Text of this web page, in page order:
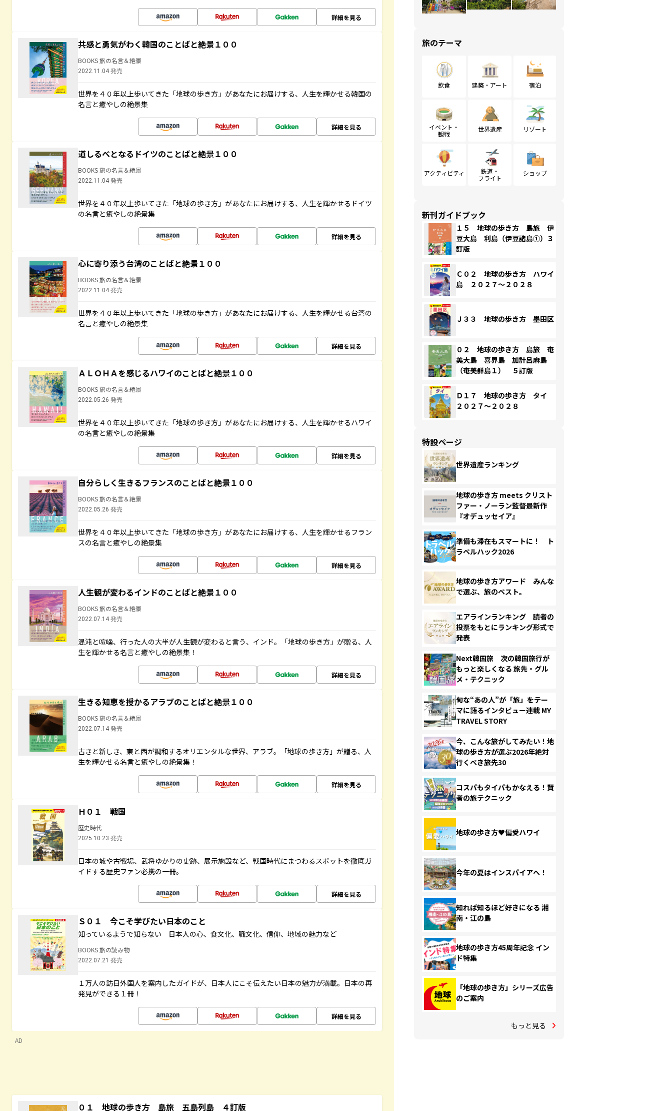
詳細を見る
共感と勇気がわく韓国のことばと絶景１００
BOOKS 旅の名言＆絶景
2022.11.04 発売
世界を４０年以上歩いてきた「地球の歩き方」があなたにお届けする、人生を輝かせる韓国の
名言と癒やしの絶景集
詳細を見る
道しるべとなるドイツのことばと絶景１００
BOOKS 旅の名言＆絶景
2022.11.04 発売
世界を４０年以上歩いてきた「地球の歩き方」があなたにお届けする、人生を輝かせるドイツ
の名言と癒やしの絶景集
詳細を見る
心に寄り添う台湾のことばと絶景１００
BOOKS 旅の名言＆絶景
2022.11.04 発売
世界を４０年以上歩いてきた「地球の歩き方」があなたにお届けする、人生を輝かせる台湾の
名言と癒やしの絶景集
詳細を見る
ＡＬＯＨＡを感じるハワイのことばと絶景１００
BOOKS 旅の名言＆絶景
2022.05.26 発売
世界を４０年以上歩いてきた「地球の歩き方」があなたにお届けする、人生を輝かせるハワイ
の名言と癒やしの絶景集
詳細を見る
自分らしく生きるフランスのことばと絶景１００
BOOKS 旅の名言＆絶景
2022.05.26 発売
世界を４０年以上歩いてきた「地球の歩き方」があなたにお届けする、人生を輝かせるフラン
スの名言と癒やしの絶景集
詳細を見る
人生観が変わるインドのことばと絶景１００
BOOKS 旅の名言＆絶景
2022.07.14 発売
混沌と喧噪、行った人の大半が人生観が変わると言う、インド。「地球の歩き方」が贈る、人
生を輝かせる名言と癒やしの絶景集！
詳細を見る
生きる知恵を授かるアラブのことばと絶景１００
BOOKS 旅の名言＆絶景
2022.07.14 発売
古きと新しき、東と西が調和するオリエンタルな世界、アラブ。「地球の歩き方」が贈る、人
生を輝かせる名言と癒やしの絶景集！
詳細を見る
Ｈ０１ 戦国
歴史時代
2025.10.23 発売
日本の城や古戦場、武将ゆかりの史跡、展示施設など、戦国時代にまつわるスポットを徹底ガ
イドする歴史ファン必携の一冊。
詳細を見る
Ｓ０１ 今こそ学びたい日本のこと
知っているようで知らない 日本人の心、食文化、職文化、信仰、地域の魅力など
BOOKS 旅の読み物
2022.07.21 発売
１万人の訪日外国人を案内したガイドが、日本人にこそ伝えたい日本の魅力が満載。日本の再
発見ができる１冊！
詳細を見る
AD
０１ 地球の歩き方 島旅 五島列島 ４訂版
旅のテーマ
飲食 建築・アート 宿泊
イベント・
観戦
世界遺産 リゾート
アクティビティ
鉄道・
フライト
ショップ
新刊ガイドブック
１５ 地球の歩き方 島旅 伊
豆大島 利島（伊豆諸島①）３
訂版
Ｃ０２ 地球の歩き方 ハワイ
島 ２０２７～２０２８
Ｊ３３ 地球の歩き方 墨田区
０２ 地球の歩き方 島旅 奄
美大島 喜界島 加計呂麻島
（奄美群島１） ５訂版
Ｄ１７ 地球の歩き方 タイ
２０２７～２０２８
特設ページ
世界遺産ランキング
地球の歩き方 meets クリスト
ファー・ノーラン監督最新作
『オデュッセイア』
準備も滞在もスマートに！ ト
ラベルハック2026
地球の歩き方アワード みんな
で選ぶ、旅のベスト。
エアラインランキング 読者の
投票をもとにランキング形式で
発表
Next韓国旅 次の韓国旅行が
もっと楽しくなる 旅先・グル
メ・テクニック
旬な“あの人”が「旅」をテー
マに語るインタビュー連載 MY
TRAVEL STORY
今、こんな旅がしてみたい！地
球の歩き方が選ぶ2026年絶対
行くべき旅先30
コスパもタイパもかなえる！賢
者の旅テクニック
地球の歩き方♥偏愛ハワイ
今年の夏はインスパイアへ！
知れば知るほど好きになる 湘
南・江の島
地球の歩き方45周年記念 イン
ド特集
「地球の歩き方」シリーズ広告
のご案内
もっと見る